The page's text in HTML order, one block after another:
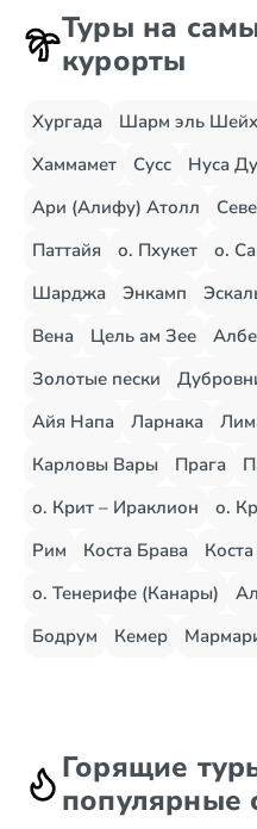
Туры на
курорты
Хургада Шарм эль Шейх
Хаммамет
Сусс
Нуса
Ари (Алифу) Атолл
Паттайя
о. Пхукет о.
Шарджа
Энкамп
Вена
Цель ам Зее
Золотые пески
Айя Напа
Ларнака
Карловы Вары
Прага
о. Крит – Ираклион
о.
Рим
Коста Брава
о. Тенерифе (Канары)
Бодрум
Кемер
Горящие
популярные